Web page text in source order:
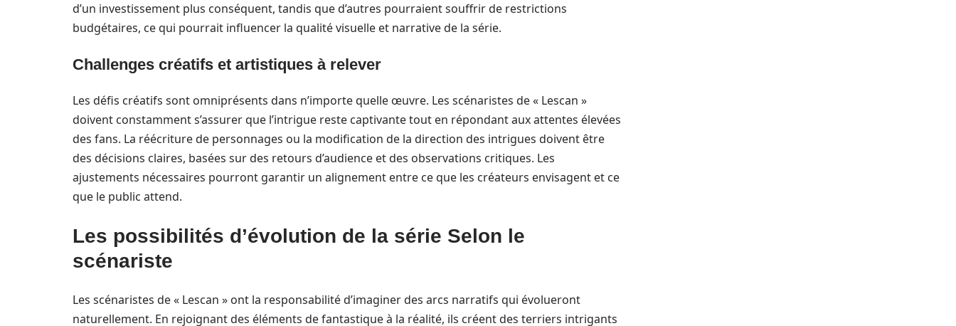
d’un investissement plus conséquent, tandis que d’autres pourraient souffrir de restrictions
budgétaires, ce qui pourrait influencer la qualité visuelle et narrative de la série.
Challenges créatifs et artistiques à relever
Les défis créatifs sont omniprésents dans n’importe quelle œuvre. Les scénaristes de « Lescan »
doivent constamment s’assurer que l’intrigue reste captivante tout en répondant aux attentes élevées
des fans. La réécriture de personnages ou la modification de la direction des intrigues doivent être
des décisions claires, basées sur des retours d’audience et des observations critiques. Les
ajustements nécessaires pourront garantir un alignement entre ce que les créateurs envisagent et ce
que le public attend.
Les possibilités d’évolution de la série Selon le
scénariste
Les scénaristes de « Lescan » ont la responsabilité d’imaginer des arcs narratifs qui évolueront
naturellement. En rejoignant des éléments de fantastique à la réalité, ils créent des terriers intrigants